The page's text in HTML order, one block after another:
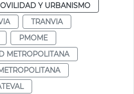
Y URBANISMO
TRANVIA
PMOME
METROPOLITANA